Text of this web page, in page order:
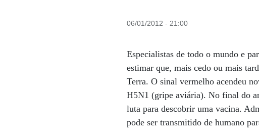
06/01/2012 - 21:00
Especialistas de todo o mundo e
estimar que, mais cedo ou mais
Terra. O sinal vermelho acendeu
H5N1 (gripe aviária). No final do
luta para descobrir uma vacina.
pode ser transmitido de humano